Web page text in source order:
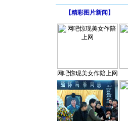
【精彩图片新闻 】
网吧惊现美女作陪上网